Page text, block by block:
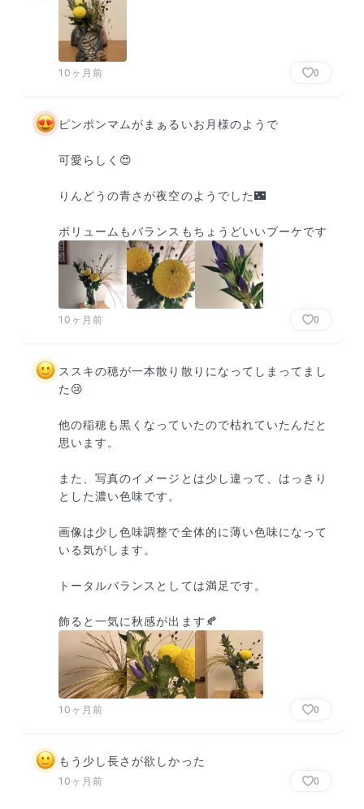
10ヶ月前 0
ピンポンマムがまぁるいお月様のようで
可愛らしく😍
りんどうの青さが夜空のようでした🌃
ボリュームもバランスもちょうどいいブーケです
10ヶ月前 0
ススキの穂が一本散り散りになってしまってまし
た😢
他の稲穂も黒くなっていたので枯れていたんだと
思います。
また、写真のイメージとは少し違って、はっきり
とした濃い色味です。
画像は少し色味調整で全体的に薄い色味になって
いる気がします。
トータルバランスとしては満足です。
飾ると一気に秋感が出ます🍂
10ヶ月前 0
もう少し長さが欲しかった
10ヶ月前 0